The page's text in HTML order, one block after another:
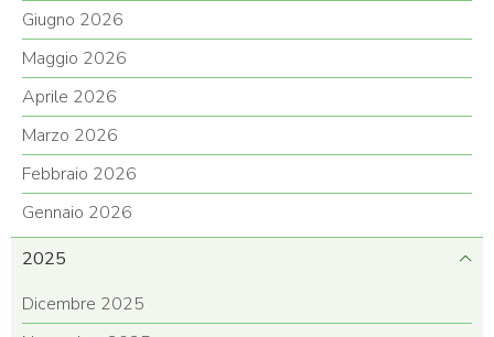
Giugno 2026
Maggio 2026
Aprile 2026
Marzo 2026
Febbraio 2026
Gennaio 2026
2025
Dicembre 2025